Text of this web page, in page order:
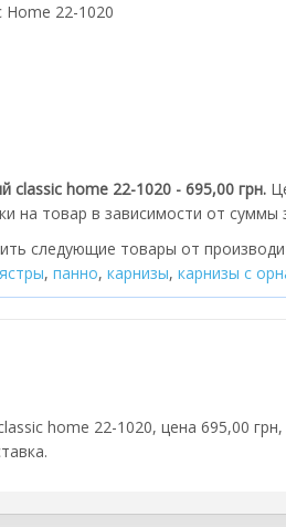
Home 22-1020
classic home 22-1020 - 695,00 грн.
на товар в зависимости от суммы
следующие товары от
, панно, карнизы, карнизы с
home 22-1020, цена 695,00